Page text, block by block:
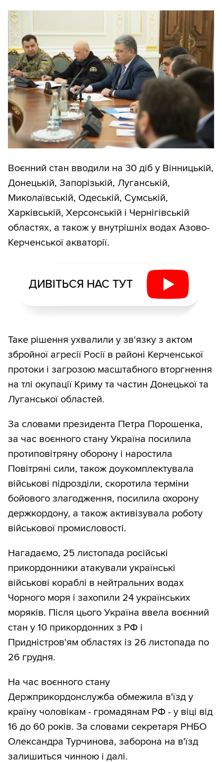
Воєнний стан вводили на 30 діб у Вінницькій,
Донецькій, Запорізькій, Луганській,
Миколаївській, Одеській, Сумській,
Харківській, Херсонській і Чернігівській
областях, а також у внутрішніх водах Азово-
Керченської акваторії.
ДИВІТЬСЯ НАС ТУТ
Таке рішення ухвалили у зв'язку з актом
збройної агресії Росії в районі Керченської
протоки і загрозою масштабного вторгнення
на тлі окупації Криму та частин Донецької та
Луганської областей.
За словами президента Петра Порошенка,
за час воєнного стану Україна посилила
протиповітряну оборону і наростила
Повітряні сили, також доукомплектувала
військові підрозділи, скоротила терміни
бойового злагодження, посилила охорону
держкордону, а також активізувала роботу
військової промисловості.
Нагадаємо, 25 листопада російські
прикордонники атакували українські
військові кораблі в нейтральних водах
Чорного моря і захопили 24 українських
моряків. Після цього Україна ввела воєнний
стан у 10 прикордонних з РФ і
Придністров'ям областях із 26 листопада по
26 грудня.
На час воєнного стану
Держприкордонслужба обмежила в'їзд у
країну чоловікам - громадянам РФ - у віці від
16 до 60 років. За словами секретаря РНБО
Олександра Турчинова, заборона на в'їзд
залишиться чинною і далі.